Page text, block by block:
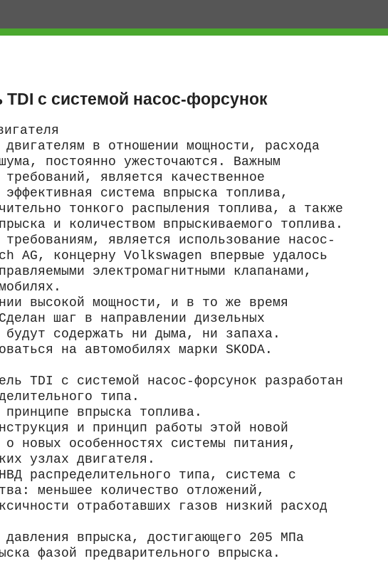
с системой насос-форсунок
в отношении мощности, расхода
постоянно ужесточаются. Важным
является качественное
система впрыска топлива,
тонкого распыления топлива, а также
и количеством впрыскиваемого топлива.
является использование насос-
AG, концерну Volkswagen впервые удалось
электромагнитными клапанами,
высокой мощности, и в то же время
шаг в направлении дизельных
будут содержать ни дыма, ни запаха.
на автомобилях марки SKODA.
TDI с системой насос-форсунок разработан
типа.
впрыска топлива.
и принцип работы этой новой
новых особенностях системы питания,
узлах двигателя.
распределительного типа, система с
меньшее количество отложений,
отработавших газов низкий расход
впрыска, достигающего 205 МПа
фазой предварительного впрыска.